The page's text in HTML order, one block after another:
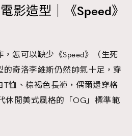
影造型｜《Speed》
怎可以缺少《Speed》（生死
奇洛李維斯仍然帥氣十足，穿
恤、棕褐色長褲，偶爾還穿格
休閒美式風格的「OG」標準範